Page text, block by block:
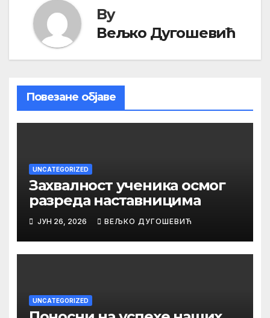
By
Вељко Дугошевић
Повезане објаве
UNCATEGORIZED
Захвалност ученика осмог
разреда наставницима
ЈУН 26, 2026 ВЕЉКО ДУГОШЕВИЋ
UNCATEGORIZED